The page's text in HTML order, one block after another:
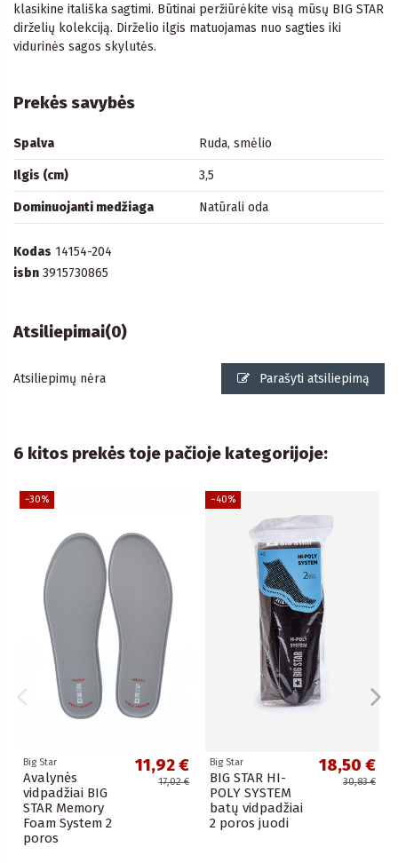
klasikine itališka sagtimi. Būtinai peržiūrėkite visą mūsų BIG STAR
dirželių kolekciją. Dirželio ilgis matuojamas nuo sagties iki
vidurinės sagos skylutės.
Prekės savybės
Spalva Ruda, smėlio
Ilgis (cm) 3,5
Dominuojanti medžiaga Natūrali oda
Kodas 14154-204
isbn 3915730865
Atsiliepimai(0)
Atsiliepimų nėra Parašyti atsiliepimą
6 kitos prekės toje pačioje kategorijoje:
−30%
Big Star
Avalynės
vidpadžiai BIG
STAR Memory
Foam System 2
poros
11,92 €
17,02 €
−40%
Big Star
BIG STAR HI-
POLY SYSTEM
batų vidpadžiai
2 poros juodi
18,50 €
30,83 €